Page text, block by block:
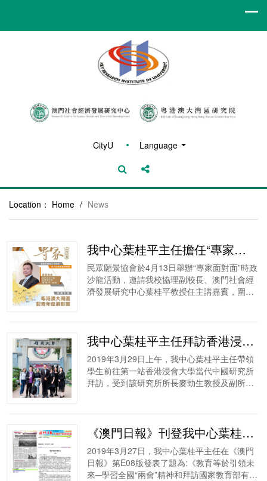
CityU Language
Location： Home / News
我中心葉桂平主任擔任“專家面對面”時政沙龍活動主講嘉賓
民眾願景協會於4月13日舉辦“專家面對面”時政
沙龍活動，邀請我校協理副校長、澳門社會經
濟發展研究中心葉桂平教授任主講嘉賓，圍繞
我中心葉桂平主任拜訪香港浸會大學當代中國研究所及香港嶺南大學中國經濟研究部
2019年3月29日上午，我中心葉桂平主任帶領
學生前往第一站香港浸會大學當代中國研究所
拜訪，受到該研究所所長麥勁生教授及副所長
《澳門日報》刊登我中心葉桂平主任的文章：《教育等於引領未來─學習全國“兩會”精神和拜訪國家教育部有感》
2019年3月27日，我中心葉桂平主任在《澳門
日報》第E08版發表了題為:《教育等於引領未
來─學習全國“兩會”精神和拜訪國家教育部有